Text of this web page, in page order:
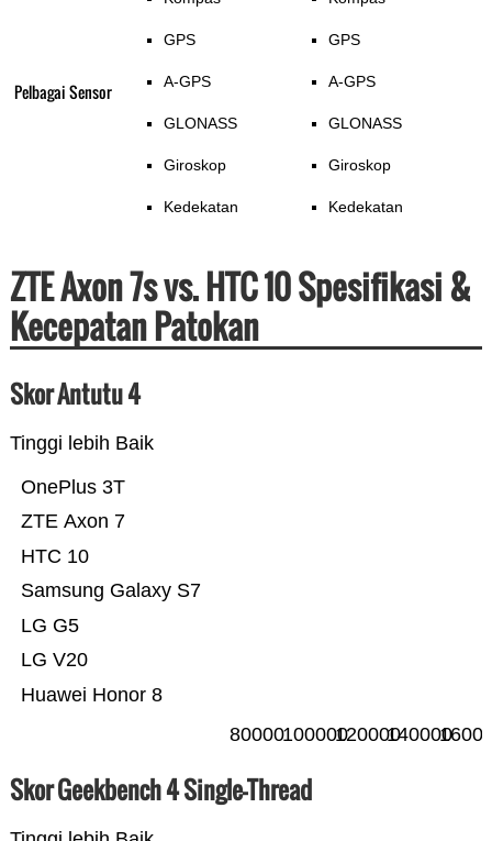
Pelbagai Sensor
GPS
A-GPS
GLONASS
Giroskop
Kedekatan
GPS
A-GPS
GLONASS
Giroskop
Kedekatan
ZTE Axon 7s vs. HTC 10 Spesifikasi &
Kecepatan Patokan
Skor Antutu 4
Tinggi lebih Baik
Huawei Honor 8
LG V20
LG G5
Samsung Galaxy S7
HTC 10
ZTE Axon 7
OnePlus 3T
80000100000120000140000
Skor Geekbench 4 Single-Thread